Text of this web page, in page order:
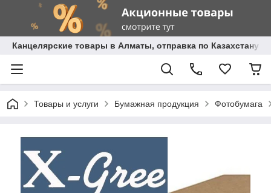
Канцелярские товары в Алматы, отправка по Казахстану.
Товары и услуги Бумажная продукция Фотобумага